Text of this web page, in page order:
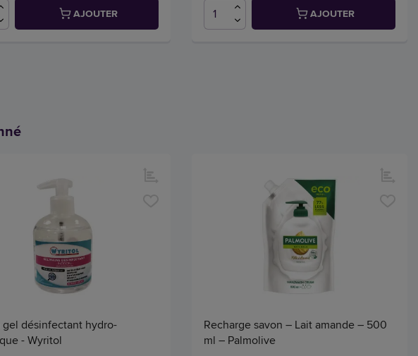
AJOUTER AJOUTER
gel désinfectant hydro-
- Wyritol
Recharge savon – Lait amande – 500
ml – Palmolive